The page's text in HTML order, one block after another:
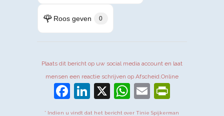
🌹 Roos geven 0
Plaats dit bericht op uw social media account en laat
mensen een reactie schrijven op Afscheid.Online
Facebook
LinkedIn
X WhatsApp
Email
* Indien u vindt dat het bericht over Tinie Spijkerman